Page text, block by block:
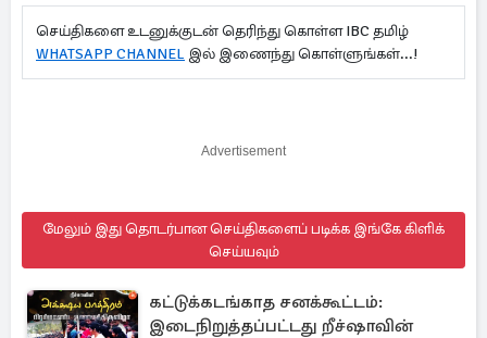
செய்திகளை உடனுக்குடன் தெரிந்து கொள்ள IBC தமிழ்
WHATSAPP CHANNEL இல் இணைந்து கொள்ளுங்கள்...!
Advertisement
மேலும் இது தொடர்பான செய்திகளைப் படிக்க இங்கே கிளிக்
செய்யவும்
கட்டுக்கடங்காத சனக்கூட்டம்:
இடைநிறுத்தப்பட்டது றீச்ஷாவின்